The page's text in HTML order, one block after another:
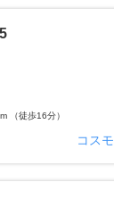
（徒歩16分）
コス